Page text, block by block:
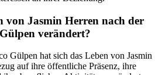
von Jasmin Herren nach der
verändert?
Gülpen hat sich das Leben von Jasmin
auf ihre öffentliche Präsenz, ihre